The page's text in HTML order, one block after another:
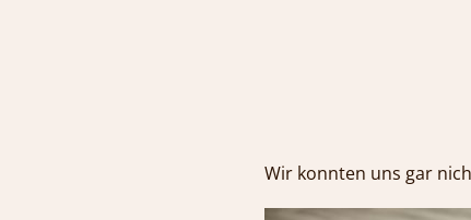
Wir konnten uns